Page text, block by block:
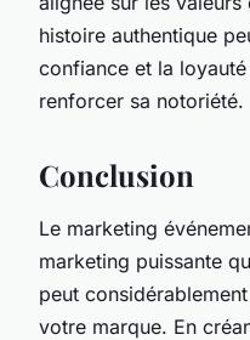
histoire authentique
confiance et la
renforcer sa notoriété.
Conclusion
Le marketing
marketing puissante
peut
votre marque. En